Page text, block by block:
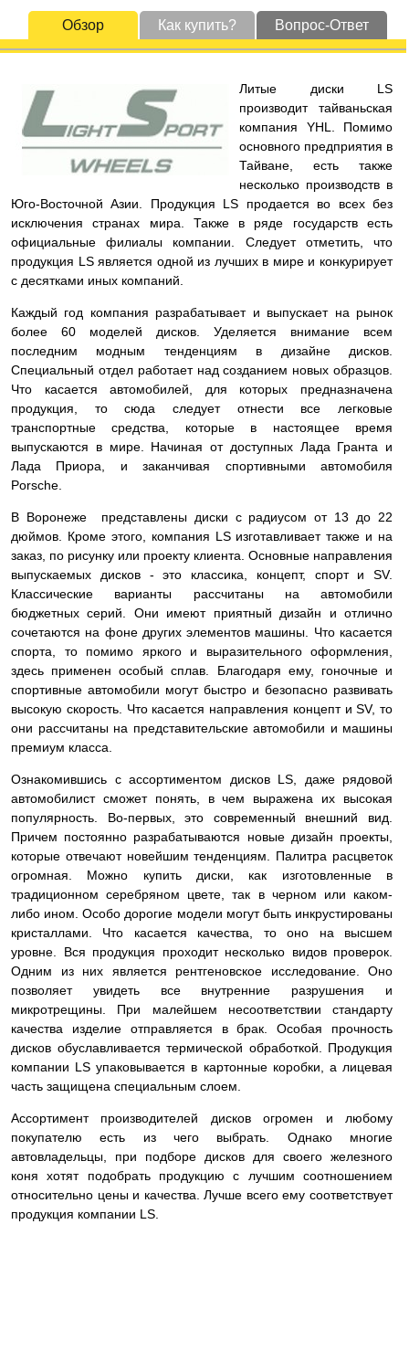
Обзор Как купить? Вопрос-Ответ
Литые диски LS
производит тайваньская
компания YHL. Помимо
основного предприятия в
Тайване, есть также
несколько производств в
Юго-Восточной Азии. Продукция LS продается во всех без
исключения странах мира. Также в ряде государств есть
официальные филиалы компании. Следует отметить, что
продукция LS является одной из лучших в мире и конкурирует
с десятками иных компаний.
Каждый год компания разрабатывает и выпускает на рынок
более 60 моделей дисков. Уделяется внимание всем
последним модным тенденциям в дизайне дисков.
Специальный отдел работает над созданием новых образцов.
Что касается автомобилей, для которых предназначена
продукция, то сюда следует отнести все легковые
транспортные средства, которые в настоящее время
выпускаются в мире. Начиная от доступных Лада Гранта и
Лада Приора, и заканчивая спортивными автомобиля
Porsche.
В Воронеже представлены диски с радиусом от 13 до 22
дюймов. Кроме этого, компания LS изготавливает также и на
заказ, по рисунку или проекту клиента. Основные направления
выпускаемых дисков - это классика, концепт, спорт и SV.
Классические варианты рассчитаны на автомобили
бюджетных серий. Они имеют приятный дизайн и отлично
сочетаются на фоне других элементов машины. Что касается
спорта, то помимо яркого и выразительного оформления,
здесь применен особый сплав. Благодаря ему, гоночные и
спортивные автомобили могут быстро и безопасно развивать
высокую скорость. Что касается направления концепт и SV, то
они рассчитаны на представительские автомобили и машины
премиум класса.
Ознакомившись с ассортиментом дисков LS, даже рядовой
автомобилист сможет понять, в чем выражена их высокая
популярность. Во-первых, это современный внешний вид.
Причем постоянно разрабатываются новые дизайн проекты,
которые отвечают новейшим тенденциям. Палитра расцветок
огромная. Можно купить диски, как изготовленные в
традиционном серебряном цвете, так в черном или каком-
либо ином. Особо дорогие модели могут быть инкрустированы
кристаллами. Что касается качества, то оно на высшем
уровне. Вся продукция проходит несколько видов проверок.
Одним из них является рентгеновское исследование. Оно
позволяет увидеть все внутренние разрушения и
микротрещины. При малейшем несоответствии стандарту
качества изделие отправляется в брак. Особая прочность
дисков обуславливается термической обработкой. Продукция
компании LS упаковывается в картонные коробки, а лицевая
часть защищена специальным слоем.
Ассортимент производителей дисков огромен и любому
покупателю есть из чего выбрать. Однако многие
автовладельцы, при подборе дисков для своего железного
коня хотят подобрать продукцию с лучшим соотношением
относительно цены и качества. Лучше всего ему соответствует
продукция компании LS.